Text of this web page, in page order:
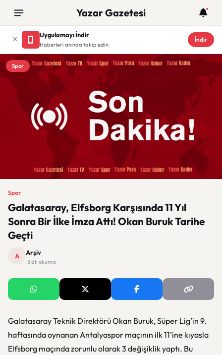
Yazar Gazetesi
Uygulamayı İndir
Haberleri anında takip edin
İndir
Spor
Spor
Galatasaray, Elfsborg Karşısında 11 Yıl
Sonra Bir İlke İmza Attı! Okan Buruk Tarihe
Geçti
A Arşiv
· 3 dk okuma
Galatasaray Teknik Direktörü Okan Buruk, Süper Lig’in 9.
haftasında oynanan Antalyaspor maçının ilk 11’ine kıyasla
Elfsborg maçında zorunlu olarak 3 değişiklik yaptı. Bu